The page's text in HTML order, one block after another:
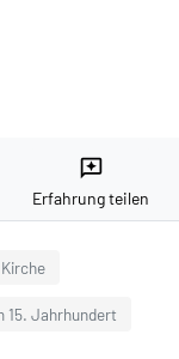
reviews
Erfahrung teilen
15. Jahrhundert